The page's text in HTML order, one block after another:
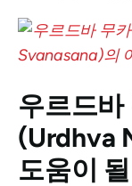
우르드
(Urdhva
도움이